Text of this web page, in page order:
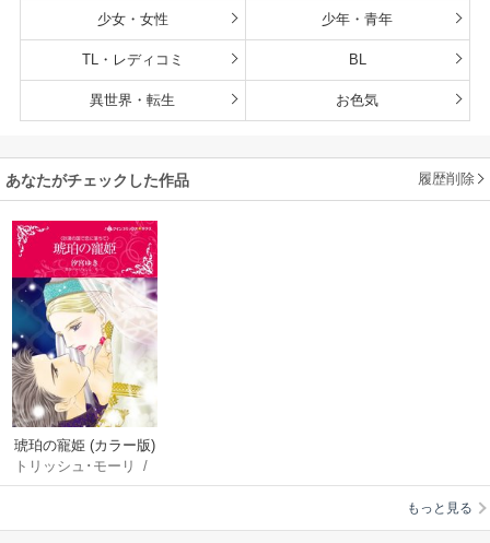
少女・女性 少年・青年
TL・レディコミ BL
異世界・転生 お色気
あなたがチェックした作品 履歴削除
琥珀の寵姫 (カラー版)
【分冊版】
トリッシュ･モーリ
/
汐宮ゆき
もっと見る